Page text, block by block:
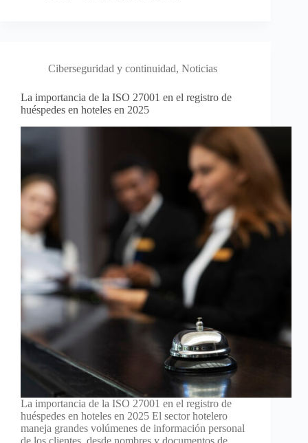
Ciberseguridad y continuidad, Noticias
La importancia de la ISO 27001 en el registro de
huéspedes en hoteles en 2025
La importancia de la ISO 27001 en el registro de
huéspedes en hoteles en 2025 El sector hotelero
maneja grandes volúmenes de información personal
de los clientes, desde nombres y documentos de